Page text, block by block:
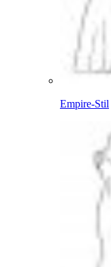
Empire-Stil